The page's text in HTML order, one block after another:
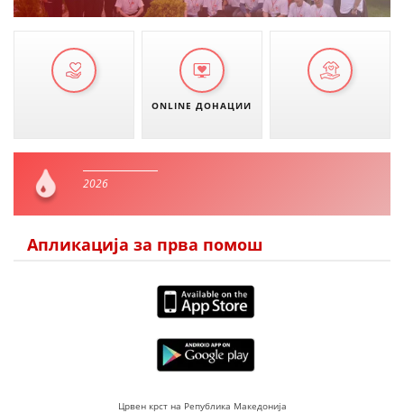
ONLINE ДОНАЦИИ
2026
Апликација за прва помош
Црвен крст на Република Македонија